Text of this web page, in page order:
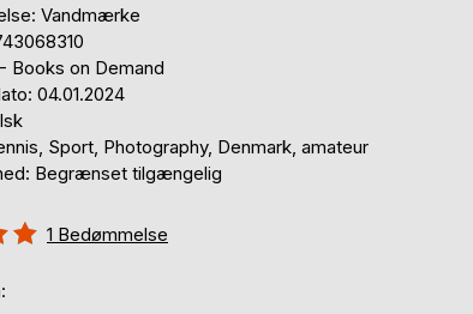
Vandmærke
Books on Demand
04.01.2024
Sport, Photography, Denmark, amateur
Begrænset tilgængelig
1 Bedømmelse